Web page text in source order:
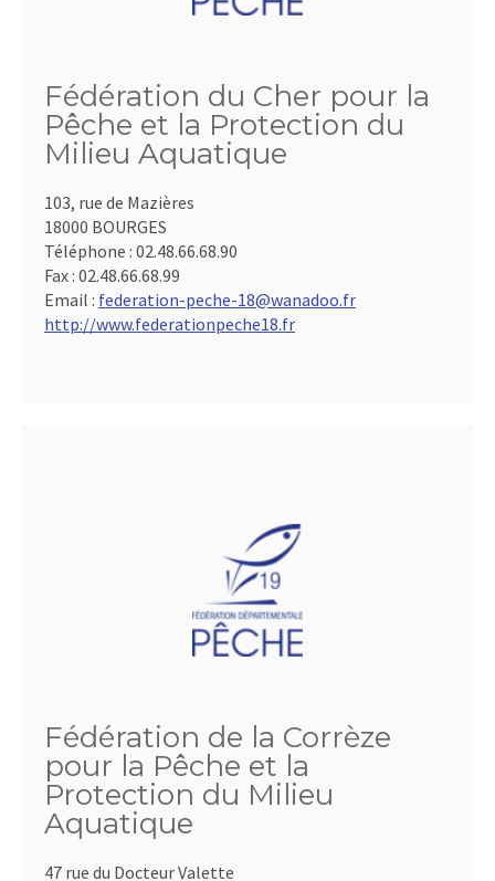
Fédération du Cher pour la
Pêche et la Protection du
Milieu Aquatique
103, rue de Mazières
18000 BOURGES
Téléphone : 02.48.66.68.90
Fax : 02.48.66.68.99
Email : federation-peche-18@wanadoo.fr
http://www.federationpeche18.fr
Fédération de la Corrèze
pour la Pêche et la
Protection du Milieu
Aquatique
47 rue du Docteur Valette